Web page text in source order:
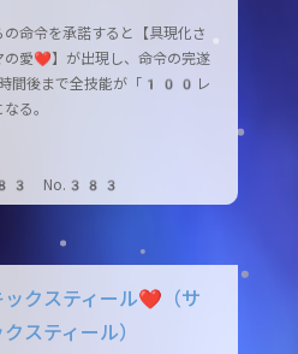
の命令を承諾すると【具現化さ
の愛❤】が出現し、命令の完遂
後まで全技能が「100レ
る。
No.383
ックスティール❤（サ
スティール）